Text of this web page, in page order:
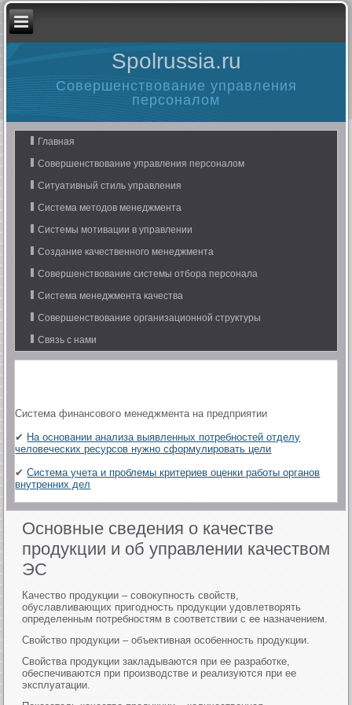
Spolrussia.ru
Совершенствование управления
персоналом
Главная
Совершенствование управления персоналом
Ситуативный стиль управления
Система методов менеджмента
Системы мотивации в управлении
Создание качественного менеджмента
Совершенствование системы отбора персонала
Система менеджмента качества
Совершенствование организационной структуры
Связь с нами
Система финансового менеджмента на предприятии
✔ На основании анализа выявленных потребностей отделу
человеческих ресурсов нужно сформулировать цели
✔Система учета и проблемы критериев оценки работы органов
внутренних дел
Основные сведения о качестве
продукции и об управлении качеством
ЭС
Качество продукции – совокупность свойств,
обуславливающих пригодность продукции удовлетворять
определенным потребностям в соответствии с ее назначением.
Свойство продукции – объективная особенность продукции.
Свойства продукции закладываются при ее разработке,
обеспечиваются при производстве и реализуются при ее
эксплуатации.